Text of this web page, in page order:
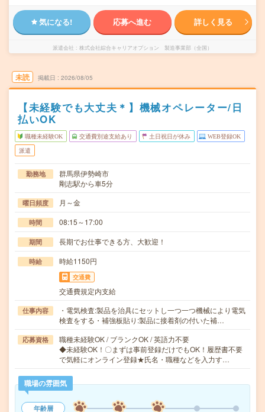
気になる! 応募へ進む 詳しく見る
派遣会社 株式会社綜合キャリアオプション 製造事業部（全国）
未読 掲載日 2026/08/05
【未経験でも大丈夫＊】機械オペレーター/日
払いOK
職種未経験OK 交通費別途支給あり 土日祝日が休み WEB登録OK
派遣
勤務地
群馬県伊勢崎市
剛志駅から車5分
曜日頻度 月～金
時間 08:15～17:00
期間 長期でお仕事できる方、大歓迎！
時給 時給1150円
交通費
交通費規定内支給
仕事内容
・電気検査:製品を治具にセットし一つ一つ機械により電気
検査をする・補強板貼り:製品に接着剤の付いた補…
応募資格
職種未経験OK / ブランクOK / 英語力不要
◆未経験OK！〇まずは事前登録だけでもOK！履歴書不要
で気軽にオンライン登録★氏名・職種などを入力す…
職場の雰囲気
年齢層